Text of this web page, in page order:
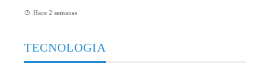
Hace 2 semanas
TECNOLOGIA